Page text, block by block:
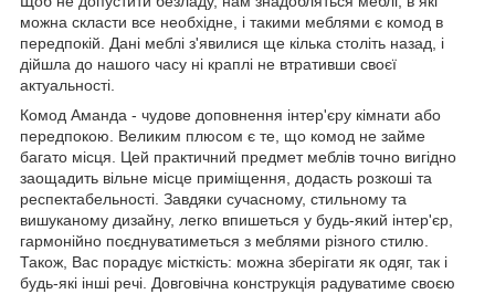
можна скласти все необхідне, і такими меблями є комод в
передпокій. Дані меблі з'явилися ще кілька століть назад, і
дійшла до нашого часу ні краплі не втративши своєї
актуальності.
Комод Аманда - чудове доповнення інтер'єру кімнати або
передпокою. Великим плюсом є те, що комод не займе
багато місця. Цей практичний предмет меблів точно вигідно
заощадить вільне місце приміщення, додасть розкоші та
респектабельності. Завдяки сучасному, стильному та
вишуканому дизайну, легко впишеться у будь-який інтер'єр,
гармонійно поєднуватиметься з меблями різного стилю.
Також, Вас порадує місткість: можна зберігати як одяг, так і
будь-які інші речі. Довговічна конструкція радуватиме своєю